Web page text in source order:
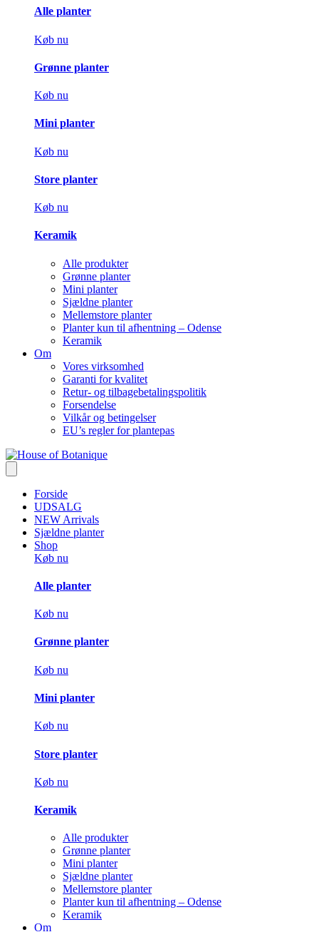
Alle planter
Køb nu
Grønne planter
Køb nu
Mini planter
Køb nu
Store planter
Køb nu
Keramik
Alle produkter
Grønne planter
Mini planter
Sjældne planter
Mellemstore planter
Planter kun til afhentning – Odense
Keramik
Om
Vores virksomhed
Garanti for kvalitet
Retur- og tilbagebetalingspolitik
Forsendelse
Vilkår og betingelser
EU’s regler for plantepas
Forside
UDSALG
NEW Arrivals
Sjældne planter
Shop
Køb nu
Alle planter
Køb nu
Grønne planter
Køb nu
Mini planter
Køb nu
Store planter
Køb nu
Keramik
Alle produkter
Grønne planter
Mini planter
Sjældne planter
Mellemstore planter
Planter kun til afhentning – Odense
Keramik
Om